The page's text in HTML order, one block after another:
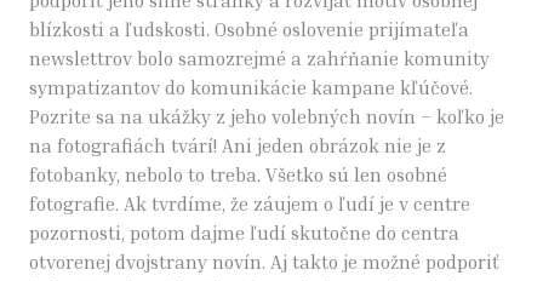
blízkosti a ľudskosti. Osobné oslovenie prijímateľa
newslettrov bolo samozrejmé a zahŕňanie komunity
sympatizantov do komunikácie kampane kľúčové.
Pozrite sa na ukážky z jeho volebných novín – koľko je
na fotografiách tvárí! Ani jeden obrázok nie je z
fotobanky, nebolo to treba. Všetko sú len osobné
fotografie. Ak tvrdíme, že záujem o ľudí je v centre
pozornosti, potom dajme ľudí skutočne do centra
otvorenej dvojstrany novín. Aj takto je možné podporiť